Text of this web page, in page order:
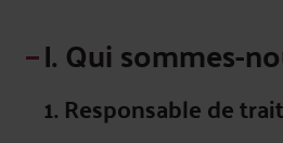
I. Qui sommes-
1. Responsable de